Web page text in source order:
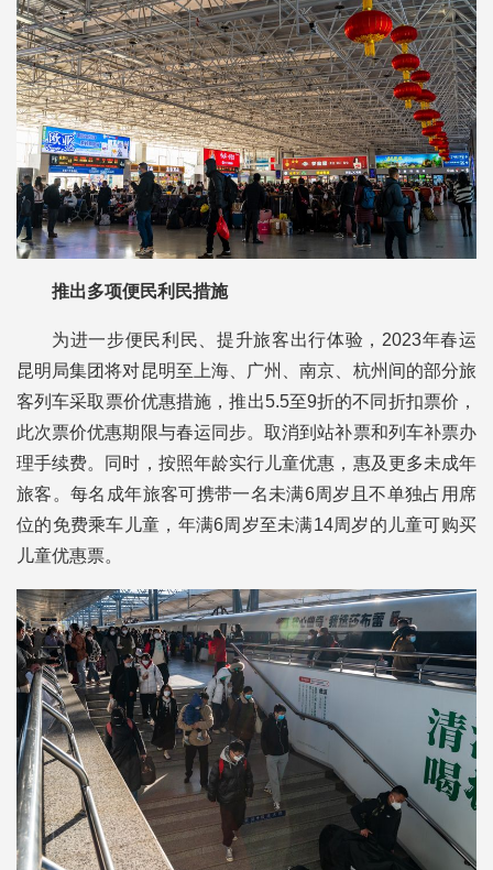
推出多项便民利民措施
为进一步便民利民、提升旅客出行体验，2023年春运
昆明局集团将对昆明至上海、广州、南京、杭州间的部分旅
客列车采取票价优惠措施，推出5.5至9折的不同折扣票价，
此次票价优惠期限与春运同步。取消到站补票和列车补票办
理手续费。同时，按照年龄实行儿童优惠，惠及更多未成年
旅客。每名成年旅客可携带一名未满6周岁且不单独占用席
位的免费乘车儿童，年满6周岁至未满14周岁的儿童可购买
儿童优惠票。